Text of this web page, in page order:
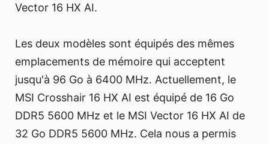
Vector 16 HX AI.
Les deux modèles sont équipés des mêmes
emplacements de mémoire qui acceptent
jusqu'à 96 Go à 6400 MHz. Actuellement, le
MSI Crosshair 16 HX AI est équipé de 16 Go
DDR5 5600 MHz et le MSI Vector 16 HX AI de
32 Go DDR5 5600 MHz. Cela nous a permis